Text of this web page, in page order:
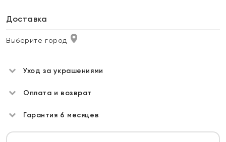
Доставка
Выберите город
Уход за украшениями
Оплата и возврат
Гарантия 6 месяцев